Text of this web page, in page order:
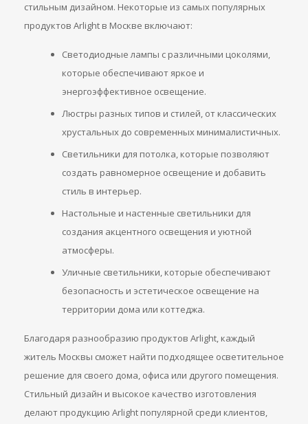
стильным дизайном. Некоторые из самых популярных
продуктов Arlight в Москве включают:
Светодиодные лампы с различными цоколями,
которые обеспечивают яркое и
энергоэффективное освещение.
Люстры разных типов и стилей, от классических
хрустальных до современных минималистичных.
Светильники для потолка, которые позволяют
создать равномерное освещение и добавить
стиль в интерьер.
Настольные и настенные светильники для
создания акцентного освещения и уютной
атмосферы.
Уличные светильники, которые обеспечивают
безопасность и эстетическое освещение на
территории дома или коттеджа.
Благодаря разнообразию продуктов Arlight, каждый
житель Москвы сможет найти подходящее осветительное
решение для своего дома, офиса или другого помещения.
Стильный дизайн и высокое качество изготовления
делают продукцию Arlight популярной среди клиентов,